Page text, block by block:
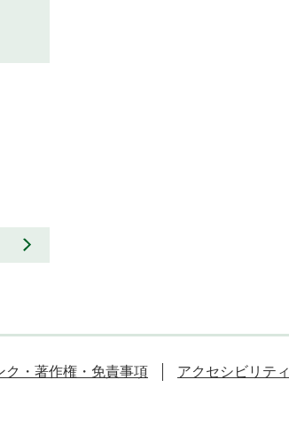
ク・著作権・免責事項 アクセシビリティ